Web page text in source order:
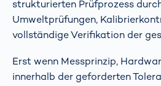
strukturierten Prüfprozess
Umweltprüfungen,
vollständige Verifikation der
Erst wenn Messprinzip,
innerhalb der geforderten